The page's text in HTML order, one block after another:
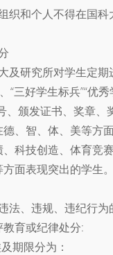
织和个人不得在国科
及研究所对学生定期
“三好学生标兵”“优
、颁发证书、奖章、
、智、体、美等方
科技创造、体育竞
面表现突出的学生
法、违规、违纪行为
育或纪律处分:
期限分为：